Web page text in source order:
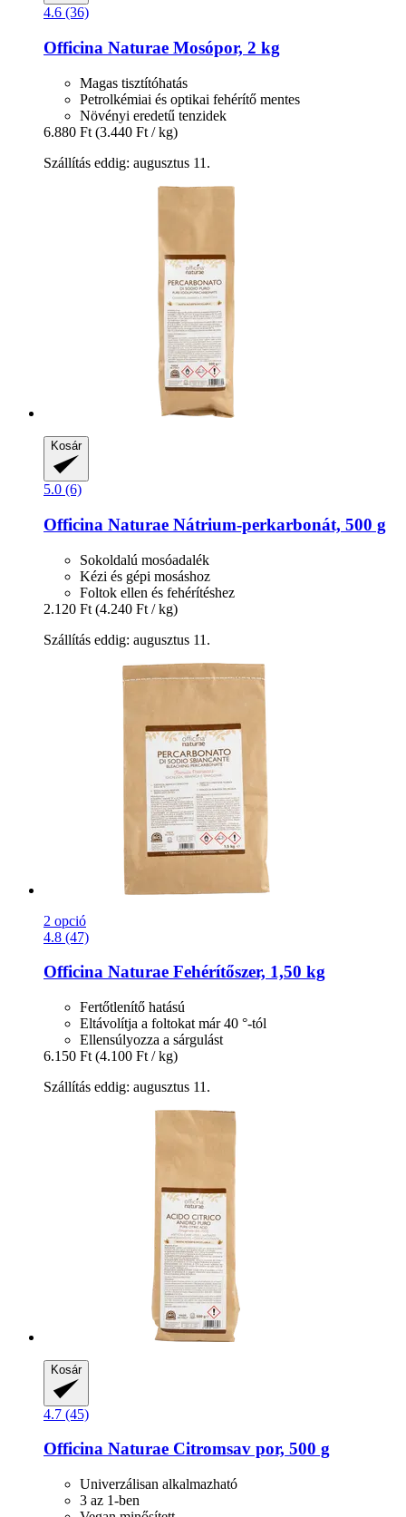
4.6 (36)
Officina Naturae Mosópor, 2 kg
Magas tisztítóhatás
Petrolkémiai és optikai fehérítő mentes
Növényi eredetű tenzidek
6.880 Ft (3.440 Ft / kg)
Szállítás eddig: augusztus 11.
Kosár
5.0 (6)
Officina Naturae Nátrium-​perkarbonát, 500 g
Sokoldalú mosóadalék
Kézi és gépi mosáshoz
Foltok ellen és fehérítéshez
2.120 Ft (4.240 Ft / kg)
Szállítás eddig: augusztus 11.
2 opció
4.8 (47)
Officina Naturae Fehérítőszer, 1,50 kg
Fertőtlenítő hatású
Eltávolítja a foltokat már 40 °-tól
Ellensúlyozza a sárgulást
6.150 Ft (4.100 Ft / kg)
Szállítás eddig: augusztus 11.
Kosár
4.7 (45)
Officina Naturae Citromsav por, 500 g
Univerzálisan alkalmazható
3 az 1-ben